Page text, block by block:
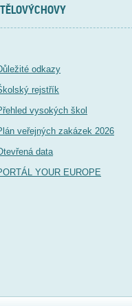
odkazy
rejstřík
vysokých škol
veřejných zakázek 2026
data
YOUR EUROPE